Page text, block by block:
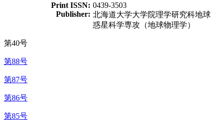
Print ISSN: 0439-3503
Publisher: 北海道大学大学院理学研究科地球
惑星科学専攻（地球物理学）
第40号
第88号
第87号
第86号
第85号